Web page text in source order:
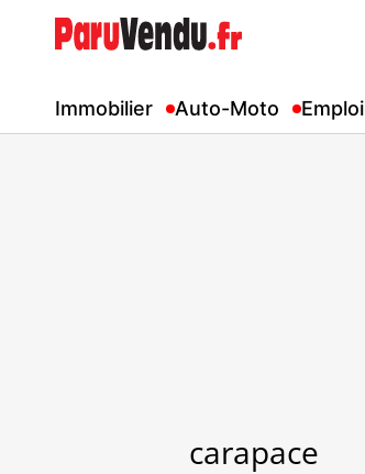
Immobilier Auto-Moto Emploi
carapace